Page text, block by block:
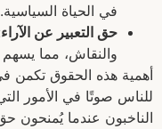
في الحياة السياسية.
حق التعبير عن الآراء
والنقاش، مما
أهمية هذه الحقوق تكمن
للناس صوتًا في الأمور
الناخبون عندما يُمنحون